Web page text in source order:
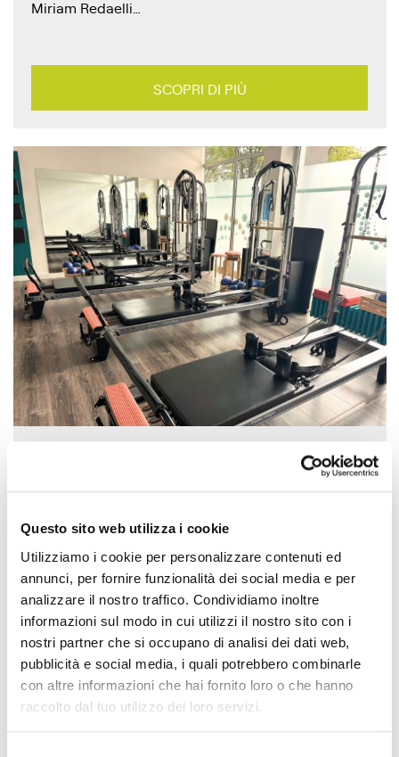
Questo sito web utilizza i cookie
Utilizziamo i cookie per personalizzare contenuti ed
annunci, per fornire funzionalità dei social media e per
analizzare il nostro traffico. Condividiamo inoltre
informazioni sul modo in cui utilizzi il nostro sito con i
nostri partner che si occupano di analisi dei dati web,
pubblicità e social media, i quali potrebbero combinarle
con altre informazioni che hai fornito loro o che hanno
raccolto dal tuo utilizzo dei loro servizi.
Miriam Redaelli…
SCOPRI DI PIÙ
Personalmente di Francesca Cavenati
studio Personalmente nasce a Bergamo nel 2018
dalla volontà…
SCOPRI DI PIÙ